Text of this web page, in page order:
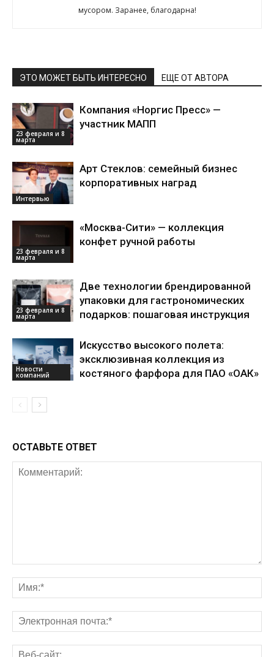
мусором. Заранее, благодарна!
ЭТО МОЖЕТ БЫТЬ ИНТЕРЕСНО ЕЩЕ ОТ АВТОРА
23 февраля и 8
марта
Компания «Норгис Пресс» —
участник МАПП
Интервью
Арт Стеклов: семейный бизнес
корпоративных наград
23 февраля и 8
марта
«Москва-Сити» — коллекция
конфет ручной работы
23 февраля и 8
марта
Две технологии брендированной
упаковки для гастрономических
подарков: пошаговая инструкция
Новости
компаний
Искусство высокого полета:
эксклюзивная коллекция из
костяного фарфора для ПАО «ОАК»
ОСТАВЬТЕ ОТВЕТ